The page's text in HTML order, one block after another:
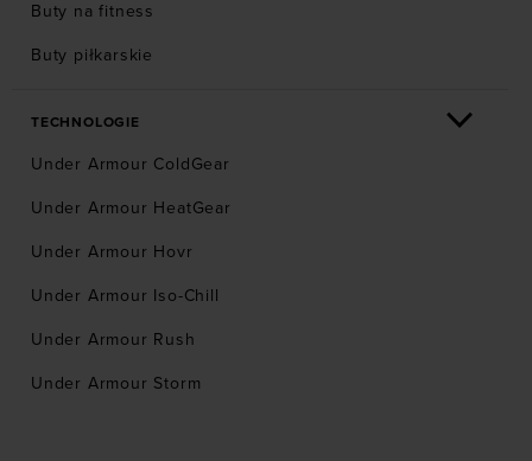
Buty na fitness
Buty piłkarskie
TECHNOLOGIE
Under Armour ColdGear
Under Armour HeatGear
Under Armour Hovr
Under Armour Iso-Chill
Under Armour Rush
Under Armour Storm